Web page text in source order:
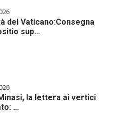
del Vaticano:Consegna
sup…
la lettera ai vertici
…